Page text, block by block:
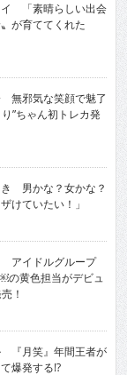
イ 「素晴らしい出会
が育ててくれた
無邪気な笑顔で魅了
”ちゃん初トレカ発
男かな？女かな？
けていたい！」
アイドルグループ
の黄色担当がデビュ
！
『月笑』年間王者が
爆発する!?